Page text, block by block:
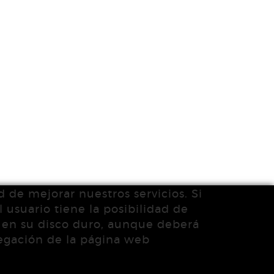
mejorar nuestros servicios. Si
usuario tiene la posibilidad de
su disco duro, aunque deberá
de la página web